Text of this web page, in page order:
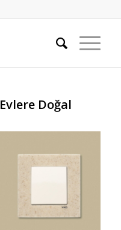
Evlere Doğal